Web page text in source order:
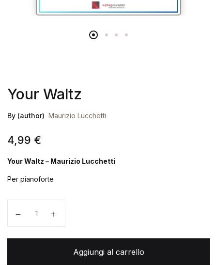
Your Waltz
By (author) Maurizio Lucchetti
4,99 €
Your Waltz – Maurizio Lucchetti
Per pianoforte
Aggiungi al carrello